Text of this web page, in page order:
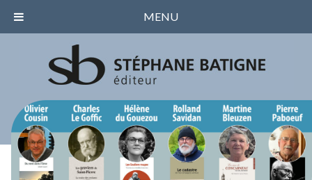
MENU